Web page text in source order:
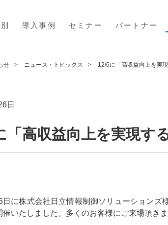
導入事例 セミナー パートナー
せ ニュース・トピックス 12/6に「高収益向上を実
日
「高収益向上を実現す
日に株式会社日立情報制御ソリューション
催いたしました。多くのお客様にご来場頂き